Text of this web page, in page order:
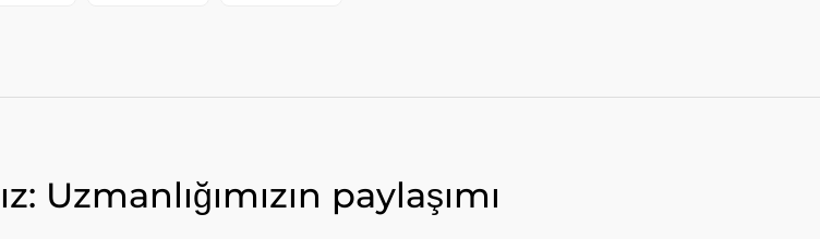
Uzmanlığımızın paylaşımı